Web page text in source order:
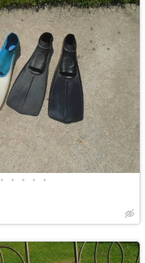
• • • • •